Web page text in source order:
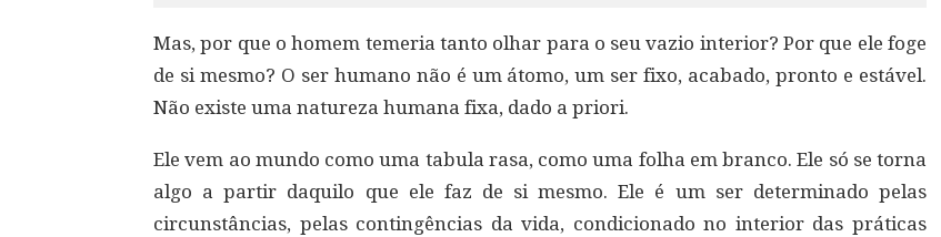
Mas, por que o homem temeria tanto olhar para o seu vazio interior? Por que ele foge
de si mesmo? O ser humano não é um átomo, um ser fixo, acabado, pronto e estável.
Não existe uma natureza humana fixa, dado a priori.
Ele vem ao mundo como uma tabula rasa, como uma folha em branco. Ele só se torna
algo a partir daquilo que ele faz de si mesmo. Ele é um ser determinado pelas
circunstâncias, pelas contingências da vida, condicionado no interior das práticas